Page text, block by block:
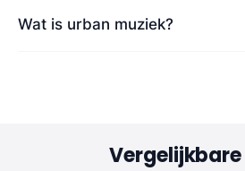
Wat is urban muziek?